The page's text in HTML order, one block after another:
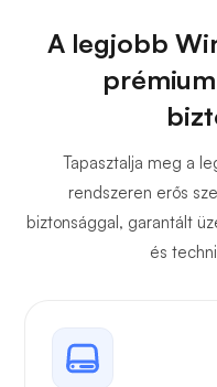
biztonsági
mentések
2014 tárhely
Teljes hozzáférés
A legjobb
Tapasztalja meg a
rendszeren erős
biztonsággal, garantált
és